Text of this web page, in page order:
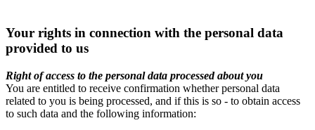
Your rights in connection with the personal data
provided to us
Right of access to the personal data processed about you
You are entitled to receive confirmation whether personal data
related to you is being processed, and if this is so - to obtain access
to such data and the following information: